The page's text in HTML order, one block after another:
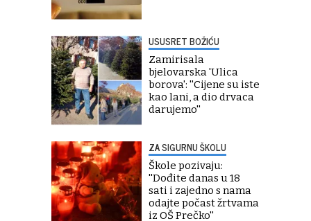
USUSRET BOŽIĆU
Zamirisala
bjelovarska 'Ulica
borova': ''Cijene su iste
kao lani, a dio drvaca
darujemo''
ZA SIGURNU ŠKOLU
Škole pozivaju:
''Dođite danas u 18
sati i zajedno s nama
odajte počast žrtvama
iz OŠ Prečko''